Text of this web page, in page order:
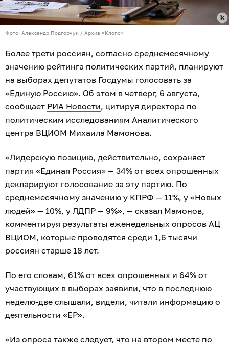
Фото: Александр Подгорчук / Архив «Клопс»
Более трети россиян, согласно среднемесячному
значению рейтинга политических партий, планируют
на выборах депутатов Госдумы голосовать за
«Единую Россию». Об этом в четверг, 6 августа,
сообщает РИА Новости, цитируя директора по
политическим исследованиям Аналитического
центра ВЦИОМ Михаила Мамонова.
«Лидерскую позицию, действительно, сохраняет
партия «Единая Россия» — 34% от всех опрошенных
декларируют голосование за эту партию. По
среднемесячному значению у КПРФ — 11%, у «Новых
людей» — 10%, у ЛДПР — 9%», — сказал Мамонов,
комментируя результаты еженедельных опросов АЦ
ВЦИОМ, которые проводятся среди 1,6 тысячи
россиян старше 18 лет.
По его словам, 61% от всех опрошенных и 64% от
участвующих в выборах заявили, что в последнюю
неделю-две слышали, видели, читали информацию о
деятельности «ЕР».
«Из опроса также следует, что на втором месте по